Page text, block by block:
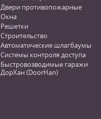
Двери противопожарные
Окна
Решетки
Строительство
Автоматические шлагбаумы
Системы контроля доступа
Быстровозводимые гаражи
ДорХан (DoorHan)